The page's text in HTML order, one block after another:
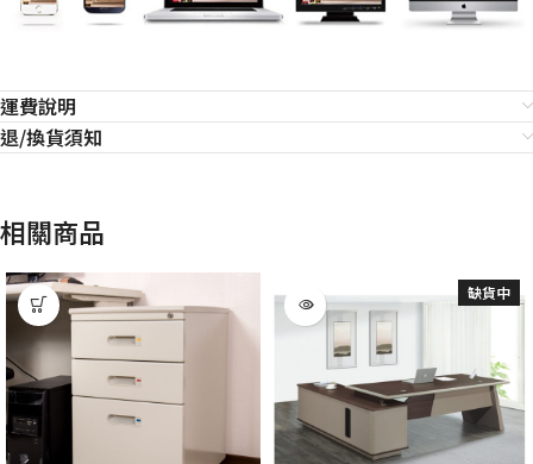
運費說明
退/換貨須知
相關商品
缺貨中